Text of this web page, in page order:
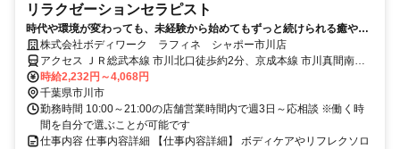
リラクゼーションセラピスト
時代や環境が変わっても、未経験から始めてもずっと続けられる癒やし
の仕事。手に職を身につけて、生き方を変えよう。
株式会社ボディワーク ラフィネ シャポー市川店
アクセス ＪＲ総武本線 市川北口徒歩約2分、京成本線 市川真間南口
徒歩約9分、京成本線 国府台徒歩約14分 最寄駅：市川駅
時給2,232円～4,068円
千葉県市川市
勤務時間 10:00～21:00の店舗営業時間内で週3日～応相談 ※働く時
間を自分で選ぶことが可能です
仕事内容 仕事内容詳細 【仕事内容詳細】 ボディケアやリフレクソロ